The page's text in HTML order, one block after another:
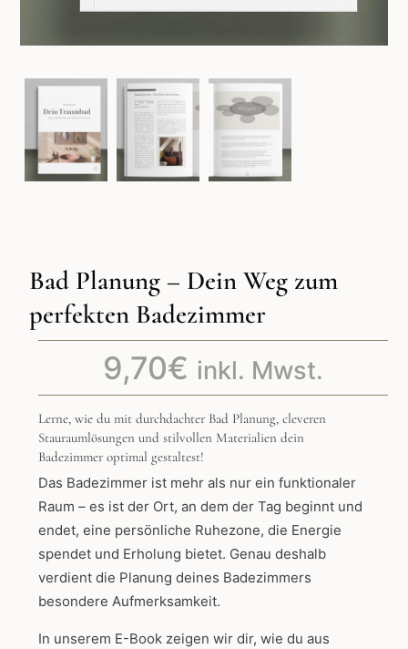
Bad Planung – Dein Weg zum
perfekten Badezimmer
9,70€ inkl. Mwst.
Lerne, wie du mit durchdachter Bad Planung, cleveren
Stauraumlösungen und stilvollen Materialien dein
Badezimmer optimal gestaltest!
Das Badezimmer ist mehr als nur ein funktionaler
Raum – es ist der Ort, an dem der Tag beginnt und
endet, eine persönliche Ruhezone, die Energie
spendet und Erholung bietet. Genau deshalb
verdient die Planung deines Badezimmers
besondere Aufmerksamkeit.
In unserem E-Book zeigen wir dir, wie du aus